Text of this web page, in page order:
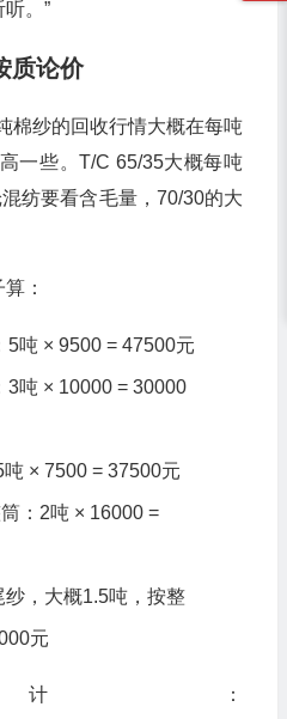
。”
质论价
棉纱的回收行情大概在每吨
一些。T/C 65/35大概每吨
纺要看含毛量，70/30的大
：
5吨 × 9500 = 47500元
3吨 × 10000 = 30000
× 7500 = 37500元
：2吨 × 16000 =
，大概1.5吨，按整
元
：